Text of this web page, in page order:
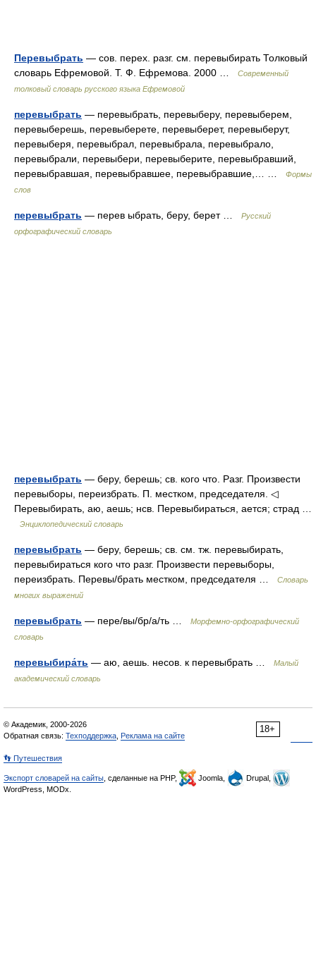
Перевыбрать — сов. перех. разг. см. перевыбирать Толковый
словарь Ефремовой. Т. Ф. Ефремова. 2000 …
Современный
толковый словарь русского языка Ефремовой
перевыбрать — перевыбрать, перевыберу, перевыберем,
перевыберешь, перевыберете, перевыберет, перевыберут,
перевыберя, перевыбрал, перевыбрала, перевыбрало,
перевыбрали, перевыбери, перевыберите, перевыбравший,
перевыбравшая, перевыбравшее, перевыбравшие,… …
Формы
слов
перевыбрать — перев ыбрать, беру, берет …
Русский
орфографический словарь
перевыбрать — беру, берешь; св. кого что. Разг. Произвести
перевыборы, переизбрать. П. местком, председателя. ◁
Перевыбирать, аю, аешь; нсв. Перевыбираться, ается; страд …
Энциклопедический словарь
перевыбрать — беру, берешь; св. см. тж. перевыбирать,
перевыбираться кого что разг. Произвести перевыборы,
переизбрать. Перевы/брать местком, председателя …
Словарь
многих выражений
перевыбрать — пере/вы/бр/а/ть …
Морфемно-орфографический
словарь
перевыбира́ть — аю, аешь. несов. к перевыбрать …
Малый
академический словарь
18+
© Академик, 2000-2026
Обратная связь: Техподдержка Реклама на сайте
👣 Путешествия
Экспорт словарей на сайты , сделанные на PHP, Joomla,
Drupal,
WordPress, MODx.